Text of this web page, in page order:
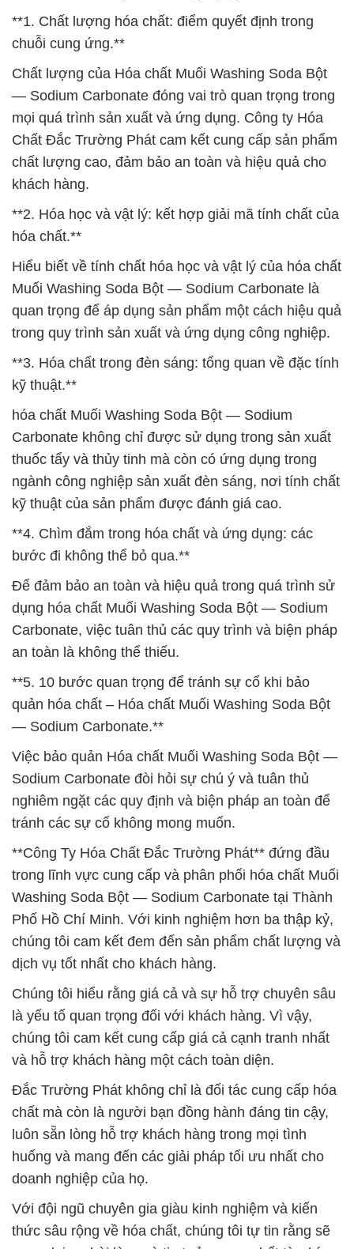
**1. Chất lượng hóa chất: điểm quyết định trong
chuỗi cung ứng.**
Chất lượng của Hóa chất Muối Washing Soda Bột
— Sodium Carbonate đóng vai trò quan trọng trong
mọi quá trình sản xuất và ứng dụng. Công ty Hóa
Chất Đắc Trường Phát cam kết cung cấp sản phẩm
chất lượng cao, đảm bảo an toàn và hiệu quả cho
khách hàng.
**2. Hóa học và vật lý: kết hợp giải mã tính chất của
hóa chất.**
Hiểu biết về tính chất hóa học và vật lý của hóa chất
Muối Washing Soda Bột — Sodium Carbonate là
quan trọng để áp dụng sản phẩm một cách hiệu quả
trong quy trình sản xuất và ứng dụng công nghiệp.
**3. Hóa chất trong đèn sáng: tổng quan về đặc tính
kỹ thuật.**
hóa chất Muối Washing Soda Bột — Sodium
Carbonate không chỉ được sử dụng trong sản xuất
thuốc tẩy và thủy tinh mà còn có ứng dụng trong
ngành công nghiệp sản xuất đèn sáng, nơi tính chất
kỹ thuật của sản phẩm được đánh giá cao.
**4. Chìm đắm trong hóa chất và ứng dụng: các
bước đi không thể bỏ qua.**
Để đảm bảo an toàn và hiệu quả trong quá trình sử
dụng hóa chất Muối Washing Soda Bột — Sodium
Carbonate, việc tuân thủ các quy trình và biện pháp
an toàn là không thể thiếu.
**5. 10 bước quan trọng để tránh sự cố khi bảo
quản hóa chất – Hóa chất Muối Washing Soda Bột
— Sodium Carbonate.**
Việc bảo quản Hóa chất Muối Washing Soda Bột —
Sodium Carbonate đòi hỏi sự chú ý và tuân thủ
nghiêm ngặt các quy định và biện pháp an toàn để
tránh các sự cố không mong muốn.
**Công Ty Hóa Chất Đắc Trường Phát** đứng đầu
trong lĩnh vực cung cấp và phân phối hóa chất Muối
Washing Soda Bột — Sodium Carbonate tại Thành
Phố Hồ Chí Minh. Với kinh nghiệm hơn ba thập kỷ,
chúng tôi cam kết đem đến sản phẩm chất lượng và
dịch vụ tốt nhất cho khách hàng.
Chúng tôi hiểu rằng giá cả và sự hỗ trợ chuyên sâu
là yếu tố quan trọng đối với khách hàng. Vì vậy,
chúng tôi cam kết cung cấp giá cả cạnh tranh nhất
và hỗ trợ khách hàng một cách toàn diện.
Đắc Trường Phát không chỉ là đối tác cung cấp hóa
chất mà còn là người bạn đồng hành đáng tin cậy,
luôn sẵn lòng hỗ trợ khách hàng trong mọi tình
huống và mang đến các giải pháp tối ưu nhất cho
doanh nghiệp của họ.
Với đội ngũ chuyên gia giàu kinh nghiệm và kiến
thức sâu rộng về hóa chất, chúng tôi tự tin rằng sẽ